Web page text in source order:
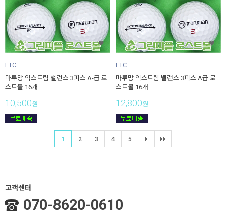
ETC
마루망 익스트림 밸런스 3피스 A-급 로
스트볼 16개
10,500원
ETC
마루망 익스트림 밸런스 3피스 A급 로
스트볼 16개
12,800원
1 2 3 4 5
고객센터
070-8620-0610